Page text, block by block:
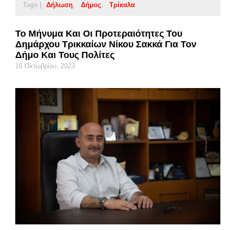
Tags | Δήλωση Δήμος Τρίκαλα
Το Μήνυμα Και Οι Προτεραιότητες Του
Δημάρχου Τρικκαίων Νίκου Σακκά Για Τον
Δήμο Και Τους Πολίτες
16 Οκτωβρίου, 2023